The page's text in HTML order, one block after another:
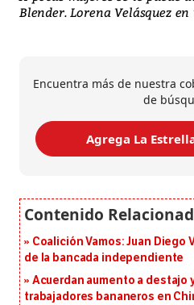
Blender. Lorena Velásquez
Encuentra más de nuestra
de
Agrega La
Coalición Vamos: Juan Diego
de la bancada independiente
Acuerdan aumento a destajo
trabajadores bananeros en